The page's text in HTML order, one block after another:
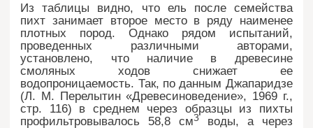
Из таблицы видно, что ель после семейства
пихт занимает второе место в ряду наименее
плотных пород. Однако рядом испытаний,
проведенных различными авторами,
установлено, что наличие в древесине
смоляных ходов снижает ее
водопроницаемость. Так, по данным Джапаридзе
(Л. М. Перелытин «Древесиноведение», 1969 г.,
стр. 116) в среднем через образцы из пихты
профильтровывалось 58,8 смЗ
воды, а через